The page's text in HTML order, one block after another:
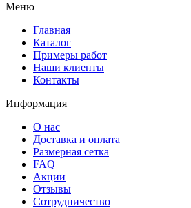
Меню
Главная
Каталог
Примеры работ
Наши клиенты
Контакты
Информация
О нас
Доставка и оплата
Размерная сетка
FAQ
Акции
Отзывы
Сотрудничество